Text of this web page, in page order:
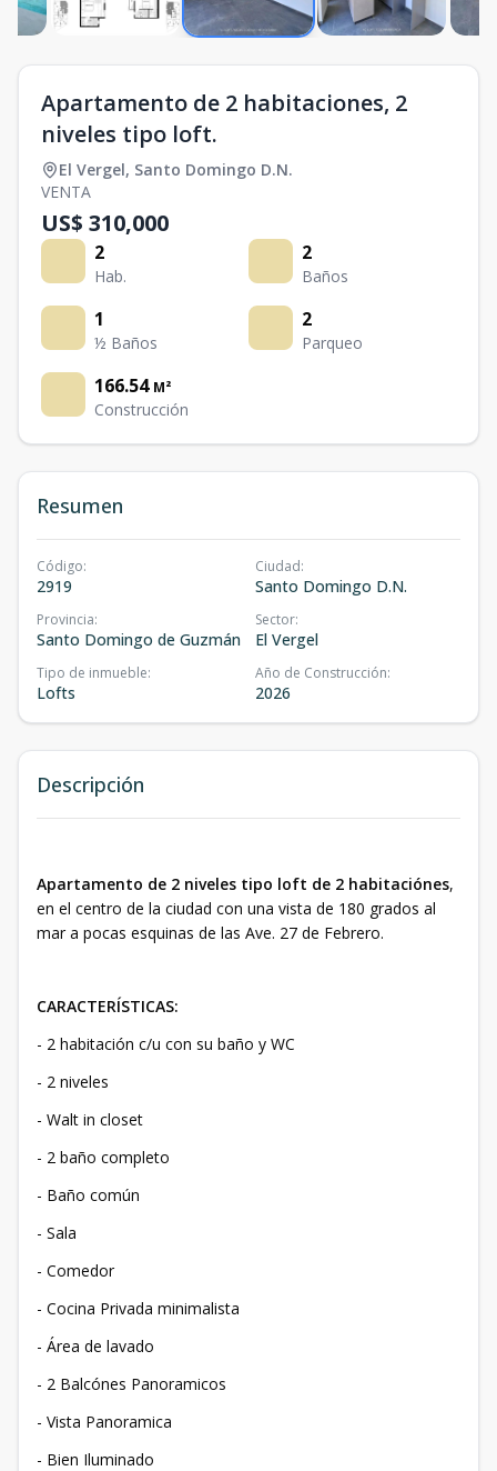
Apartamento de 2 habitaciones, 2
niveles tipo loft.
El Vergel, Santo Domingo D.N.
VENTA
US$ 310,000
2
Hab.
2
Baños
1
½ Baños
2
Parqueo
166.54 M²
Construcción
Resumen
Código:
2919
Ciudad:
Santo Domingo D.N.
Provincia:
Santo Domingo de Guzmán
Sector:
El Vergel
Tipo de inmueble:
Lofts
Año de Construcción:
2026
Descripción
Apartamento de 2 niveles tipo loft de 2 habitaciónes,
en el centro de la ciudad con una vista de 180 grados al
mar a pocas esquinas de las Ave. 27 de Febrero.
CARACTERÍSTICAS:
- 2 habitación c/u con su baño y WC
- 2 niveles
- Walt in closet
- 2 baño completo
- Baño común
- Sala
- Comedor
- Cocina Privada minimalista
- Área de lavado
- 2 Balcónes Panoramicos
- Vista Panoramica
- Bien Iluminado